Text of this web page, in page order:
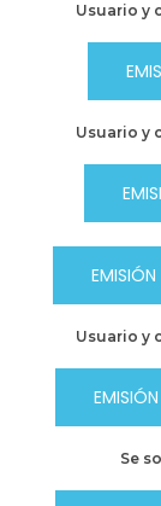
Usuario y
Usuario y
Usuario y
Se